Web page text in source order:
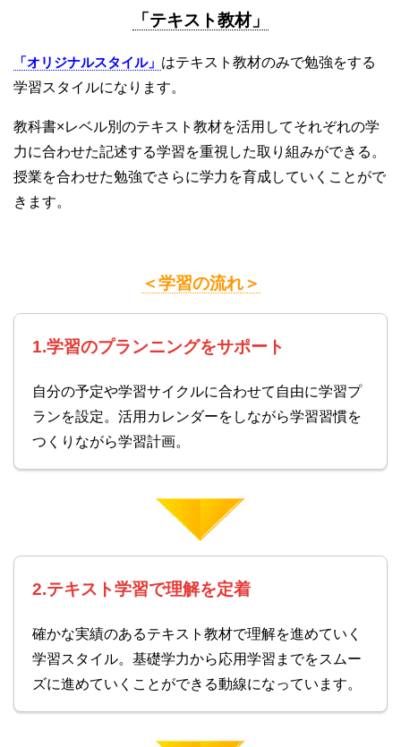
「テキスト教材」
「オリジナルスタイル」 はテキスト教材のみで勉強をする
学習スタイルになります。
教科書×レベル別のテキスト教材を活用してそれぞれの学
力に合わせた記述する学習を重視した取り組みができる。
授業を合わせた勉強でさらに学力を育成していくことがで
きます。
＜学習の流れ＞
1.学習のプランニングをサポート
自分の予定や学習サイクルに合わせて自由に学習プ
ランを設定。活用カレンダーをしながら学習習慣を
つくりながら学習計画。
2.テキスト学習で理解を定着
確かな実績のあるテキスト教材で理解を進めていく
学習スタイル。基礎学力から応用学習までをスムー
ズに進めていくことができる動線になっています。